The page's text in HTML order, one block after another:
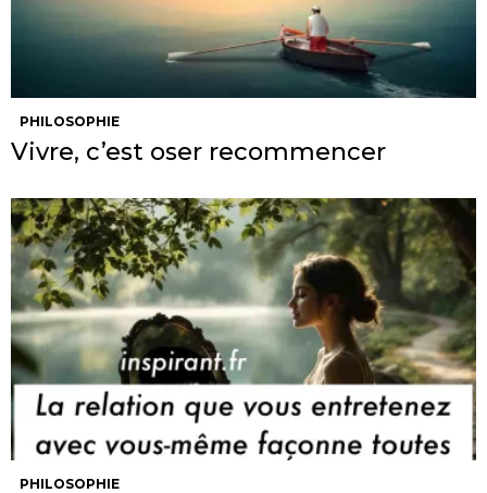
PHILOSOPHIE
Vivre, c’est oser recommencer
PHILOSOPHIE